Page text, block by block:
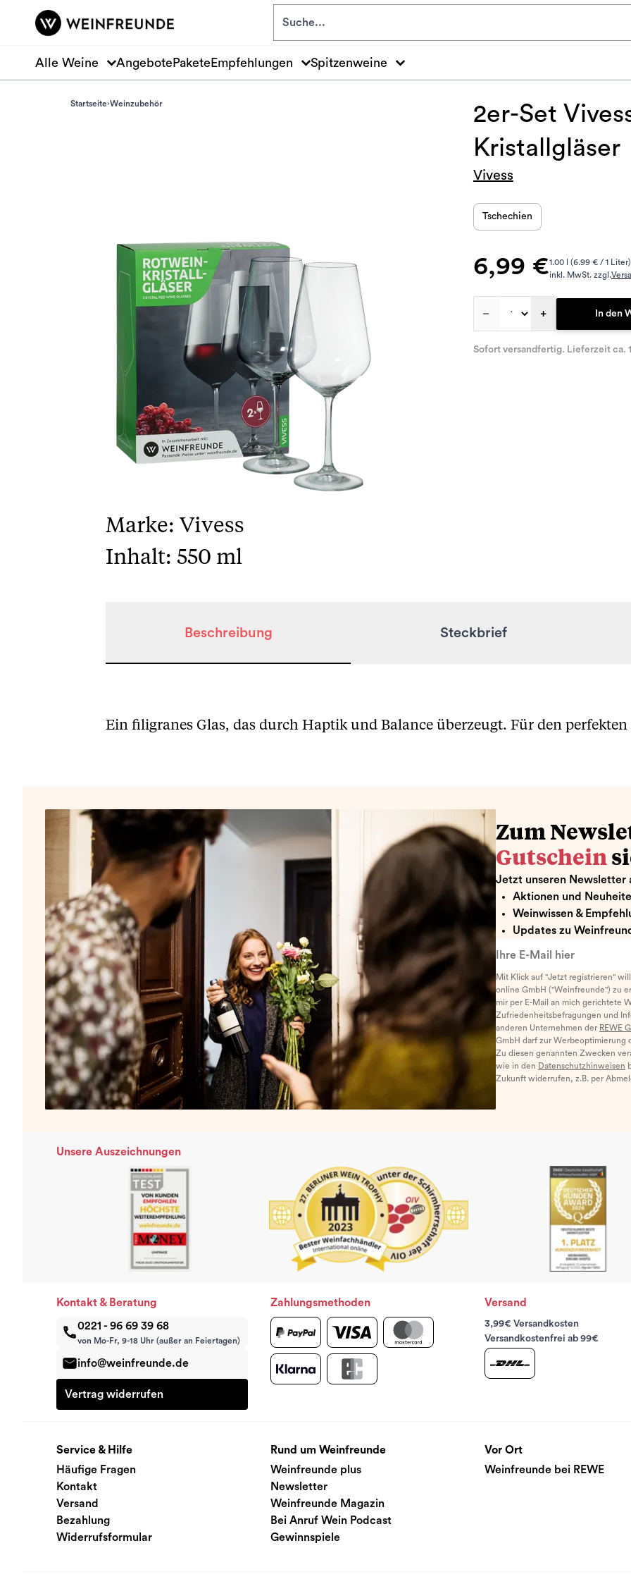
Zum Hauptinhalt springen
Alle Weine Angebote Pakete Empfehlungen Spitzenweine
Startseite Weinzubehör
2er-Set
Kristallgläser
Vivess
Tschechien
6,99 €1.00 l (6.99 € / 1 Liter)
inkl. MwSt. zzgl.
– + In den
Sofort versandfertig. Lieferzeit ca.
Marke: Vivess
Inhalt: 550 ml
Beschreibung Steckbrief
Ein filigranes Glas, das durch Haptik und Balance überzeugt. Für den perfekten
Zum
Gutschein
Jetzt unseren Newsletter
Aktionen und
Weinwissen &
Updates zu
Mit Klick auf "Jetzt registrieren"
online GmbH ("Weinfreunde") zu
mir per E-Mail an mich gerichtete
Zufriedenheitsbefragungen und
anderen Unternehmen der REWE
GmbH darf zur Werbeoptimierung
Zu diesen genannten Zwecken
wie in den Datenschutzhinweisen
Zukunft widerrufen, z.B. per
Unsere Auszeichnungen
Kontakt & Beratung
0221 - 96 69 39 68
von Mo-Fr, 9-18 Uhr (außer an Feiertagen)
info@weinfreunde.de
Vertrag widerrufen
Zahlungsmethoden Versand
3,99€ Versandkosten
Versandkostenfrei ab 99€
Service & Hilfe
Häufige Fragen
Kontakt
Versand
Bezahlung
Widerrufsformular
Rund um Weinfreunde
Weinfreunde plus
Newsletter
Weinfreunde Magazin
Bei Anruf Wein Podcast
Gewinnspiele
Vor Ort
Weinfreunde bei REWE